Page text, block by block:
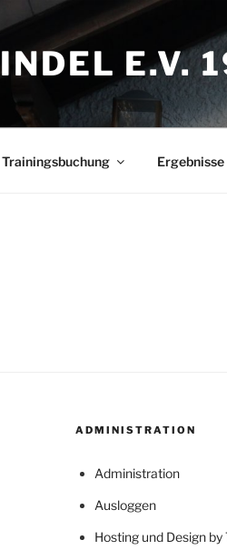
E.V.
Trainingsbuchung Ergebnisse
ADMINISTRATION
Administration
Ausloggen
Hosting und Design